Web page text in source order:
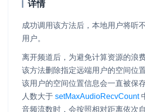
详情
成功调用该方法后，本地用户将听
用户。
离开频道后，为避免计算资源的浪
该方法删除指定远端用户的空间位
该用户的空间位置信息会一直被保
人数大于 setMaxAudioRecvCount
音频流数时，会按照相对距离依次